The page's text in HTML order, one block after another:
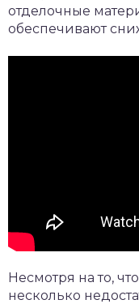
отделочные
обеспечивают
Несмотря на то,
несколько